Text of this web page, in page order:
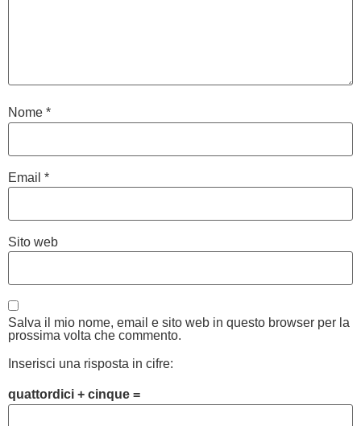
Nome *
Email *
Sito web
Salva il mio nome, email e sito web in questo browser per la
prossima volta che commento.
Inserisci una risposta in cifre:
quattordici + cinque =